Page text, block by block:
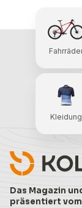
Das Magazin
präsentiert
Kleidung